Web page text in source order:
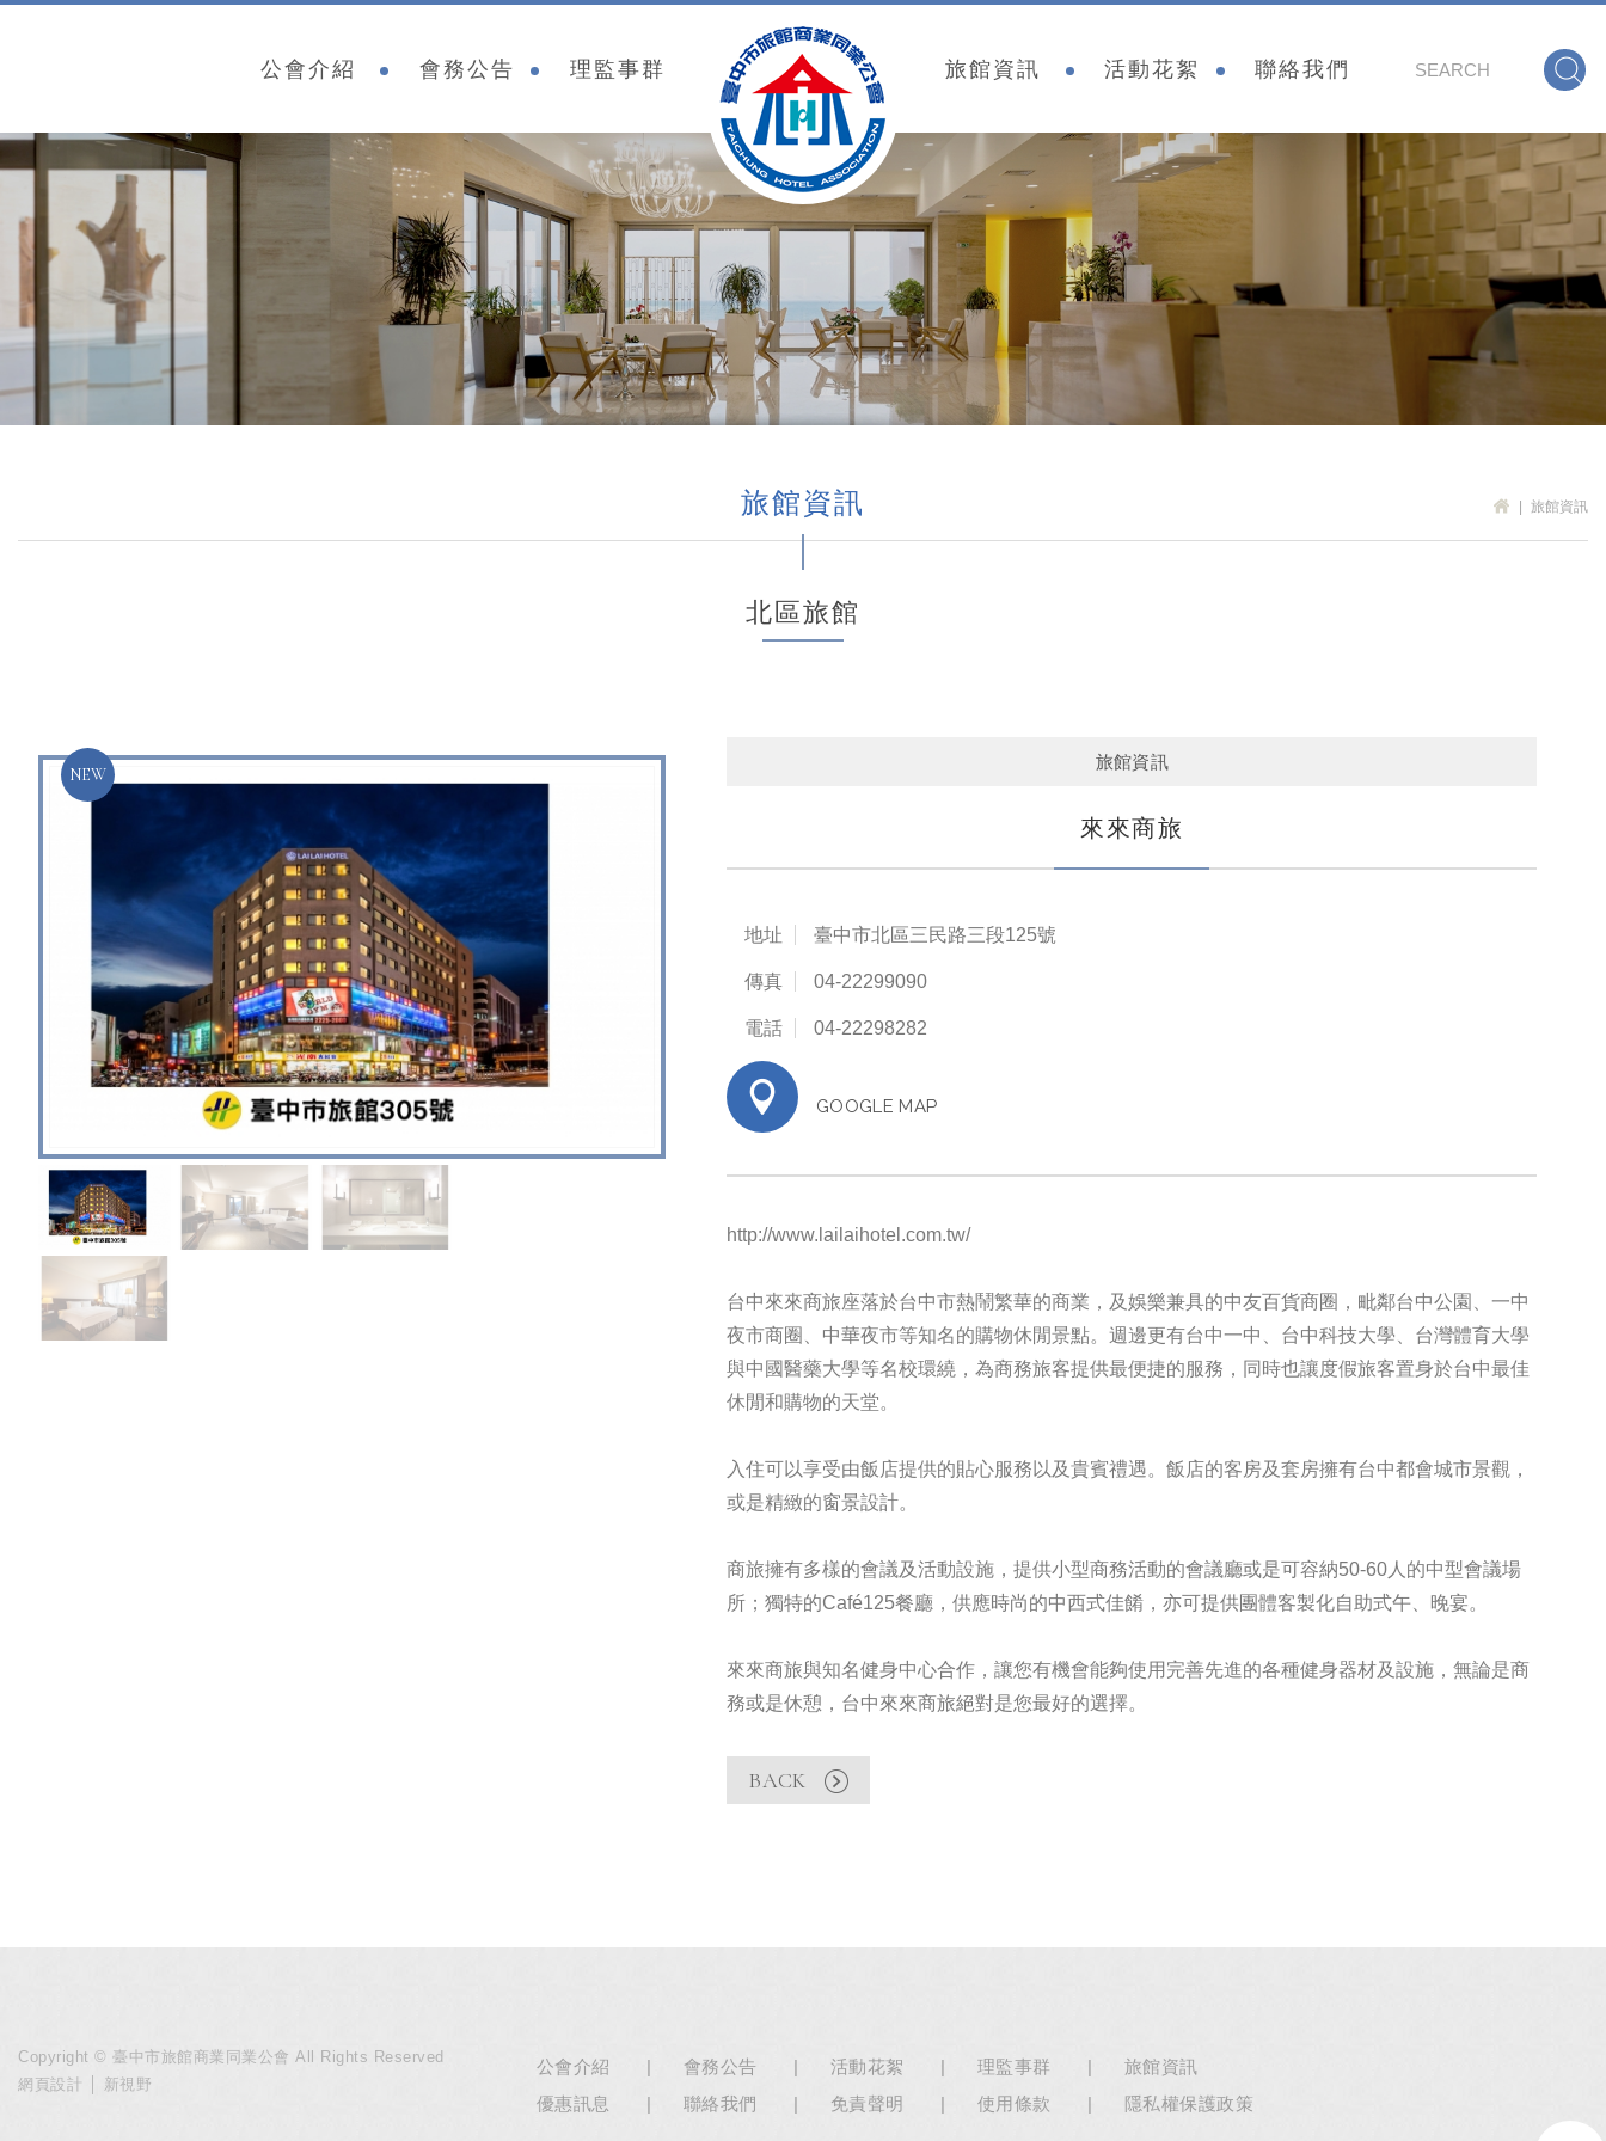
公會介紹 會務公告 理監事群 旅館資訊 活動花絮 聯絡我們
旅館資訊 旅館資訊
北區旅館
旅館資訊
來來商旅
地址 臺中市北區三民路三段125號
傳真 04-22299090
電話 04-22298282
GOOGLE MAP
http://www.lailaihotel.com.tw/
台中來來商旅座落於台中市熱鬧繁華的商業，及娛樂兼具的中友百貨商圈，毗鄰台中公園、一中
夜市商圈、中華夜市等知名的購物休閒景點。週邊更有台中一中、台中科技大學、台灣體育大學
與中國醫藥大學等名校環繞，為商務旅客提供最便捷的服務，同時也讓度假旅客置身於台中最佳
休閒和購物的天堂。
入住可以享受由飯店提供的貼心服務以及貴賓禮遇。飯店的客房及套房擁有台中都會城市景觀，
或是精緻的窗景設計。
商旅擁有多樣的會議及活動設施，提供小型商務活動的會議廳或是可容納50-60人的中型會議場
所；獨特的Café125餐廳，供應時尚的中西式佳餚，亦可提供團體客製化自助式午、晚宴。
來來商旅與知名健身中心合作，讓您有機會能夠使用完善先進的各種健身器材及設施，無論是商
務或是休憩，台中來來商旅絕對是您最好的選擇。
BACK
Copyright © 臺中市旅館商業同業公會 All Rights Reserved
網頁設計
│ 新視野
公會介紹 會務公告 活動花絮 理監事群
旅館資訊
優惠訊息
聯絡我們 免責聲明 使用條款 隱私權保護政策